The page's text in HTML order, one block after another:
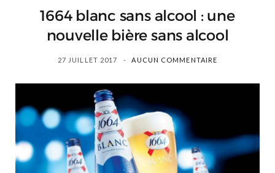
m
1664 blanc sans alcool : une
nouvelle bière sans alcool
27 JUILLET 2017 AUCUN COMMENTAIRE